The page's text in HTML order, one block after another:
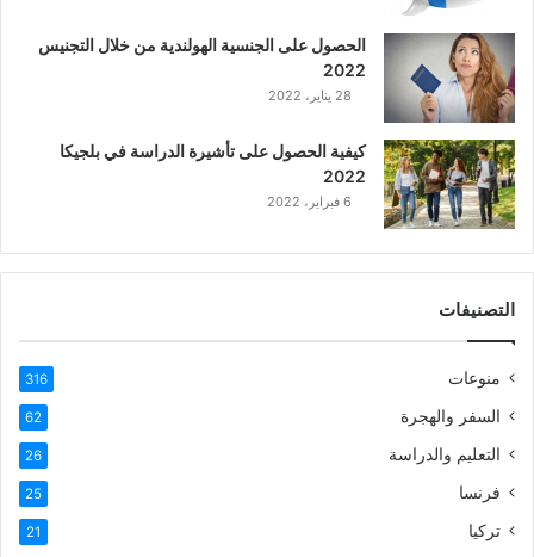
ر
ب
ي
ة
الحصول على الجنسية الهولندية من خلال التجنيس
2022
28 يناير، 2022
كيفية الحصول على تأشيرة الدراسة في بلجيكا
2022
6 فبراير، 2022
التصنيفات
منوعات 316
السفر والهجرة 62
التعليم والدراسة 26
فرنسا 25
تركيا 21